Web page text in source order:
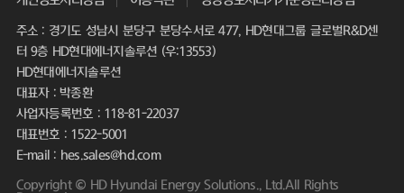
주소 : 경기도 성남시 분당구 분당수서로 477, HD현대그룹 글로벌R&D센
터 9층 HD현대에너지솔루션 (우:13553)
HD현대에너지솔루션
대표자 : 박종환
사업자등록번호 : 118-81-22037
대표번호 : 1522-5001
E-mail : hes.sales@hd.com
Copyright © HD Hyundai Energy Solutions., Ltd.All Rights